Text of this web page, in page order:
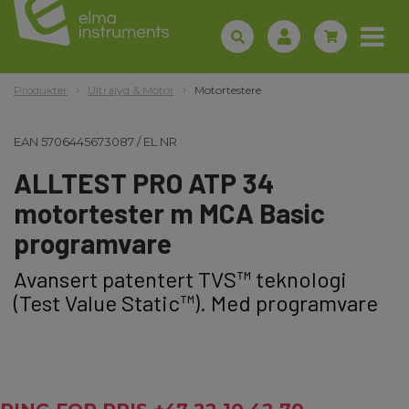
Produkter Ultralyd & Motor Motortestere
EAN 5706445673087/EL.NR
ALLTEST PRO ATP 34
motortester m MCA Basic
programvare
Avansert patentert TVS™ teknologi
(Test Value Static™). Med programvare